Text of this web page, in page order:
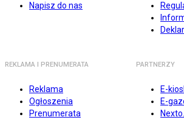
Napisz do nas
REKLAMA I PRENUMERATA
Reklama
Ogłoszenia
Prenumerata
PARTNERZY
E-
E-